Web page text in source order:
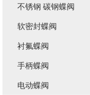
不锈钢 碳钢蝶阀
软密封蝶阀
衬氟蝶阀
手柄蝶阀
电动蝶阀